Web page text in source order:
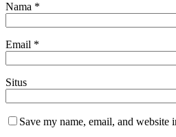
Nama *
Email *
Situs
Save my name, email, and